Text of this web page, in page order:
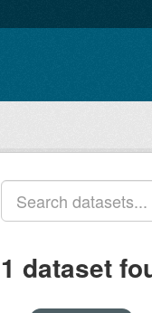
1 dataset